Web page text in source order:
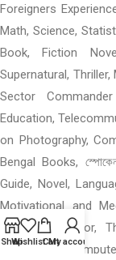
Foreigners
Math, Science,
Book, Fiction
Supernatural,
Sector
Education,
on Photography,
Bengal Books,
Guide, Novel,
Motivational and
Detective, Horror,
Memories,
ShopWishlistCart
My account